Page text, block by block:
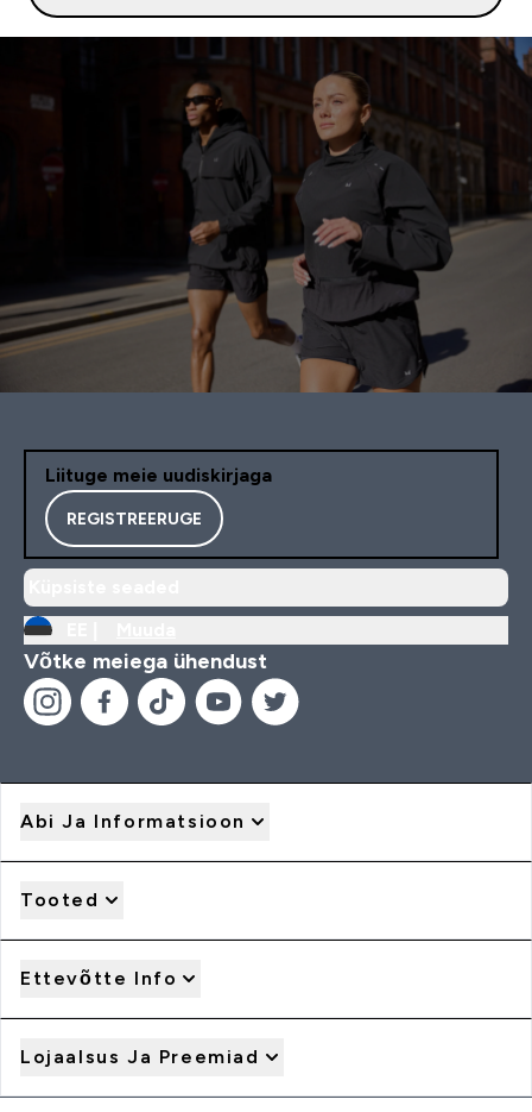
Liituge meie uudiskirjaga
REGISTREERUGE
Võtke meiega ühendust
Abi Ja Informatsioon
Tooted
Ettevõtte Info
Lojaalsus Ja Preemiad